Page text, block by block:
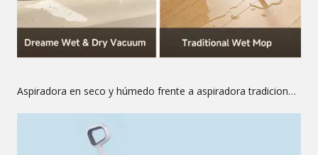
Aspiradora en seco y húmedo frente a aspiradora tradicional: ¿cuál necesita?